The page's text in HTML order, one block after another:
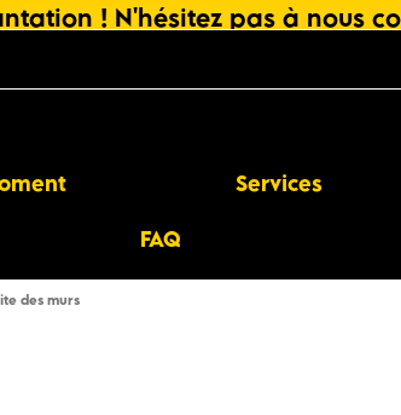
! N'hésitez pas à nous
Services
FAQ
des murs